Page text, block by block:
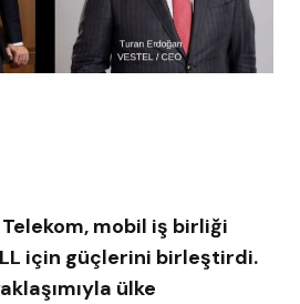
mobil iş birliği
için güçlerini birleştirdi.
ülke